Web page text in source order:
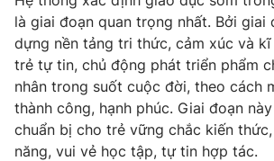
Thế giới đó đây
Câu chuyện quốc tế
Tài chính
Thị trường
Góc doanh nghiệp
Dữ liệu và đời sống
Truyền hình
Phim VTV
Giải trí
là giai đoạn quan trọng nhất. Bởi giai
dựng nền tảng tri thức, cảm xúc và
trẻ tự tin, chủ động phát triển phẩm
nhân trong suốt cuộc đời, theo cách
thành công, hạnh phúc. Giai đoạn
chuẩn bị cho trẻ vững chắc kiến
năng, vui vẻ học tập, tự tin hợp tác.